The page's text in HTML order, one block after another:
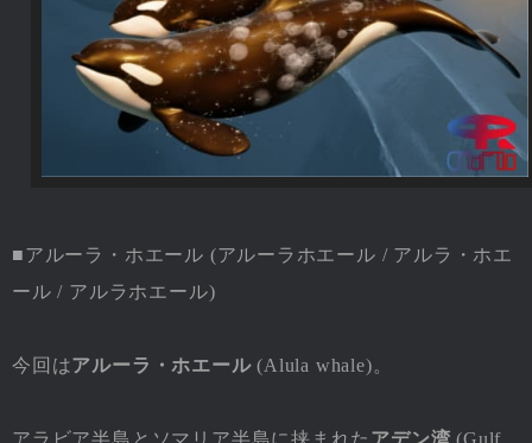
■アルーラ・ホエール (アルーラホエール / アルラ・ホエ
ール / アルラホエール)
今回はアルーラ・ホエール(Alula whale)。
アラビア半島とソマリア半島に挟まれた アデン湾 (Gulf